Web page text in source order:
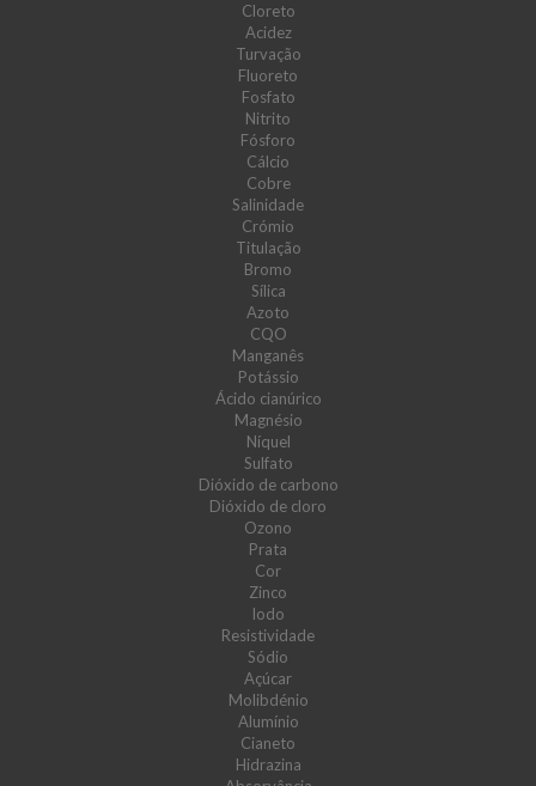
Cloreto
Acidez
Turvação
Fluoreto
Fosfato
Nitrito
Fósforo
Cálcio
Cobre
Salinidade
Crómio
Titulação
Bromo
Sílica
Azoto
CQO
Manganês
Potássio
Ácido cianúrico
Magnésio
Níquel
Sulfato
Dióxido de carbono
Dióxido de cloro
Ozono
Prata
Cor
Zinco
Iodo
Resistividade
Sódio
Açúcar
Molibdénio
Alumínio
Cianeto
Hidrazina